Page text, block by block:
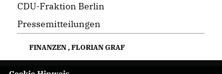
CDU-Fraktion Berlin
Pressemitteilungen
FINANZEN,FLORIAN GRAF